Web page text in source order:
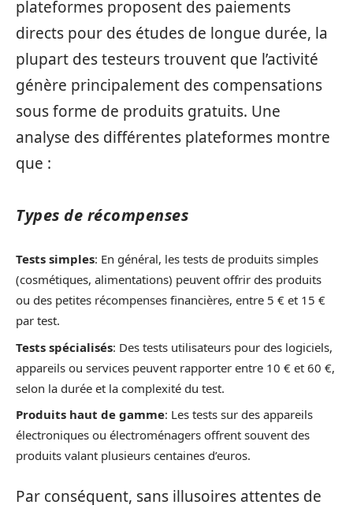
plateformes proposent des paiements
directs pour des études de longue durée, la
plupart des testeurs trouvent que l’activité
génère principalement des compensations
sous forme de produits gratuits. Une
analyse des différentes plateformes montre
que :
Types de récompenses
Tests simples: En général, les tests de produits simples
(cosmétiques, alimentations) peuvent offrir des produits
ou des petites récompenses financières, entre 5 € et 15 €
par test.
Tests spécialisés: Des tests utilisateurs pour des logiciels,
appareils ou services peuvent rapporter entre 10 € et 60 €,
selon la durée et la complexité du test.
Produits haut de gamme: Les tests sur des appareils
électroniques ou électroménagers offrent souvent des
produits valant plusieurs centaines d’euros.
Par conséquent, sans illusoires attentes de